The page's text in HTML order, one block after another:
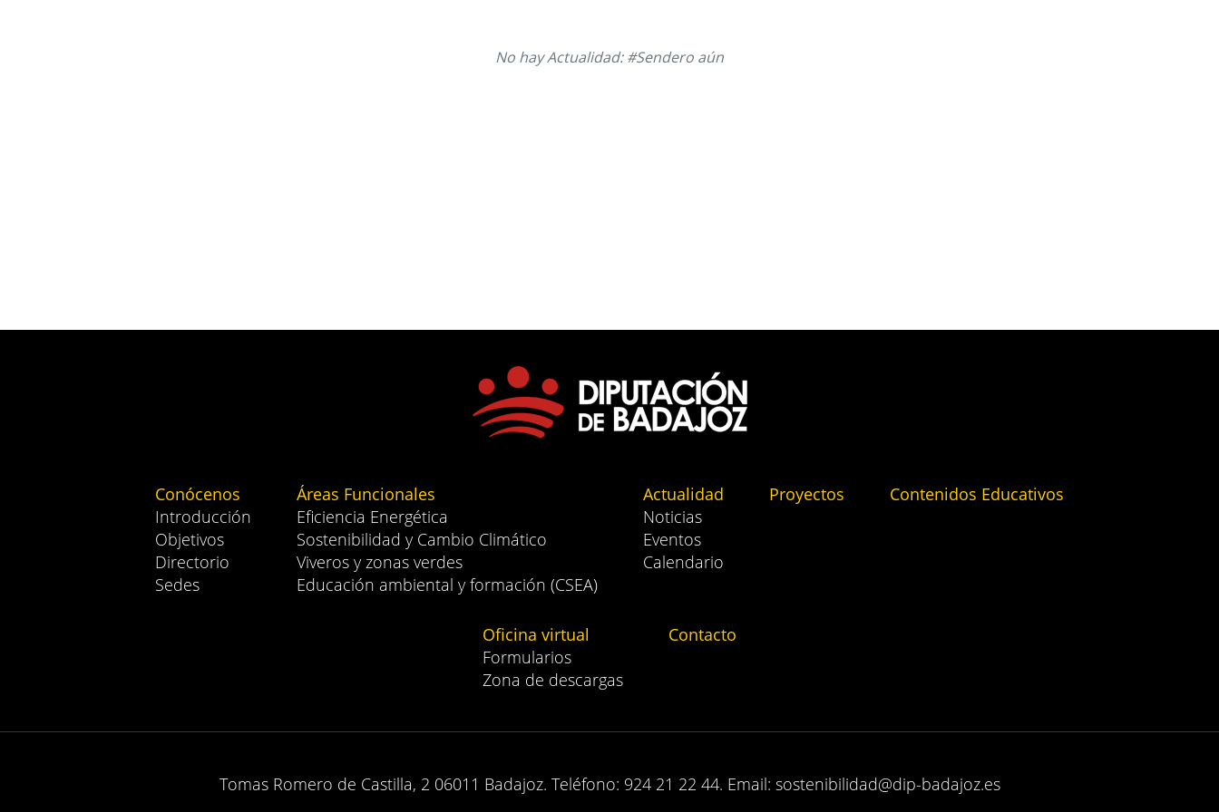
No hay Actualidad: #Sendero aún
Conócenos
Introducción
Objetivos
Directorio
Sedes
Áreas Funcionales
Eficiencia Energética
Sostenibilidad y Cambio Climático
Viveros y zonas verdes
Educación ambiental y formación (CSEA)
Actualidad
Noticias
Eventos
Calendario
Proyectos Contenidos Educativos
Oficina virtual
Formularios
Zona de descargas
Contacto
Tomas Romero de Castilla, 2 06011 Badajoz. Teléfono: 924 21 22 44. Email: sostenibilidad@dip-badajoz.es